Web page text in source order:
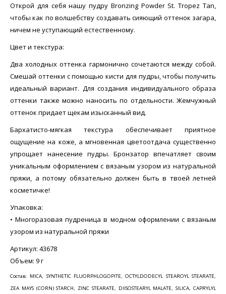
Открой для себя нашу пудру Bronzing Powder St. Tropez Tan,
чтобы как по волшебству создавать сияющий оттенок загара,
ничем не уступающий естественному.
Цвет и текстура:
Два холодных оттенка гармонично сочетаются между собой.
Смешай оттенки с помощью кисти для пудры, чтобы получить
идеальный вариант. Для создания индивидуального образа
оттенки также можно наносить по отдельности. Жемчужный
оттенок придает щекам изысканный вид.
Бархатисто-мягкая текстура обеспечивает приятное
ощущение на коже, а мгновенная цветоотдача существенно
упрощает нанесение пудры. Бронзатор впечатляет своим
уникальным оформлением с вязаным узором из натуральной
пряжи, а потому обязательно должен быть в твоей летней
косметичке!
Упаковка:
• Многоразовая пудреница в модном оформлении с вязаным
узором из натуральной пряжи
Артикул: 43678
Объем: 9 г
Состав: MICA, SYNTHETIC FLUORPHLOGOPITE, OCTYLDODECYL STEAROYL STEARATE,
ZEA MAYS (CORN) STARCH, ZINC STEARATE, DIISOSTEARYL MALATE, SILICA, CAPRYLYL